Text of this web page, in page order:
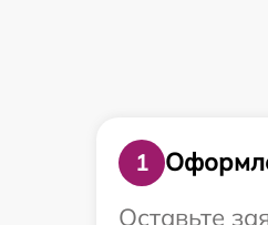
1
Оставьте